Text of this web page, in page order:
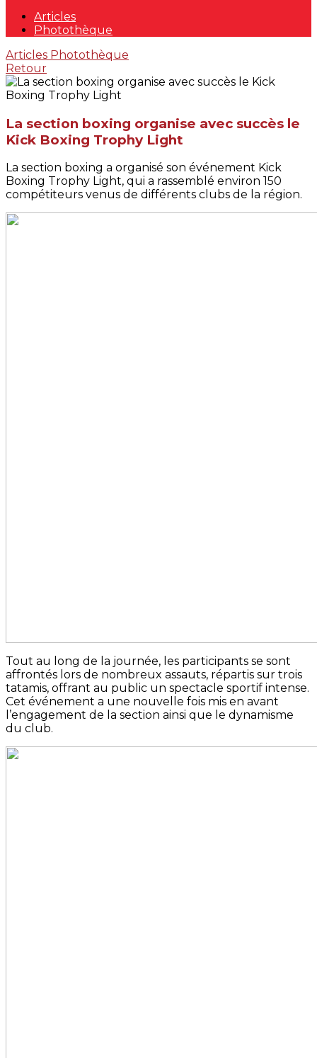
Articles
Photothèque
Articles Photothèque
Retour
La section boxing organise avec succès le
Kick Boxing Trophy Light
La section boxing a organisé son événement Kick
Boxing Trophy Light, qui a rassemblé environ 150
compétiteurs venus de différents clubs de la région.
Tout au long de la journée, les participants se sont
affrontés lors de nombreux assauts, répartis sur trois
tatamis, offrant au public un spectacle sportif intense.
Cet événement a une nouvelle fois mis en avant
l’engagement de la section ainsi que le dynamisme
du club.